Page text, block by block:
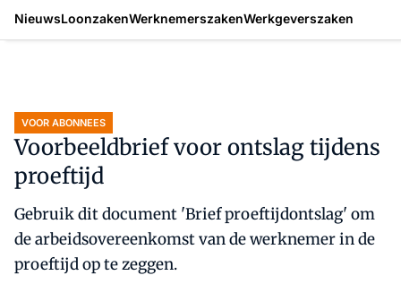
NieuwsLoonzakenWerknemerszakenWerkgeverszaken
VOOR ABONNEES
Voorbeeldbrief voor ontslag tijdens
proeftijd
Gebruik dit document 'Brief proeftijdontslag' om
de arbeidsovereenkomst van de werknemer in de
proeftijd op te zeggen.